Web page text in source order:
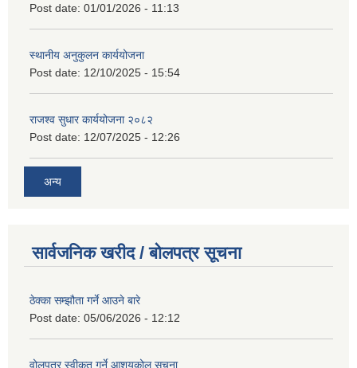
Post date: 01/01/2026 - 11:13
स्थानीय अनुकुलन कार्ययोजना
Post date: 12/10/2025 - 15:54
राजश्व सुधार कार्ययोजना २०८२
Post date: 12/07/2025 - 12:26
अन्य
सार्वजनिक खरीद / बोलपत्र सूचना
ठेक्का सम्झौता गर्ने आउने बारे
Post date: 05/06/2026 - 12:12
वोलपत्र स्वीकृत गर्ने आशयकोल सूचना